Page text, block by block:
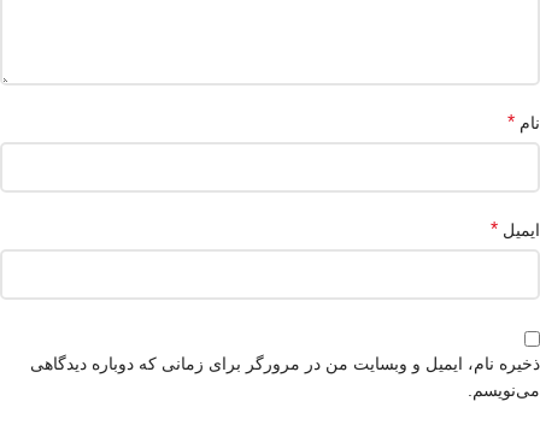
نام *
ایمیل *
ذخیره نام، ایمیل و وبسایت من در مرورگر برای زمانی که دوباره دیدگاهی
می‌نویسم.